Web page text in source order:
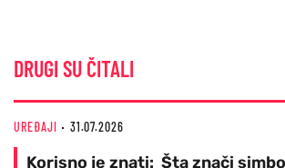
DRUGI SU ČITALI
UREĐAJI 31.07.2026
Korisno je znati: Šta znači